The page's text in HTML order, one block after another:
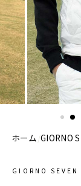
ホーム/GIORNO
GIORNO SEVEN